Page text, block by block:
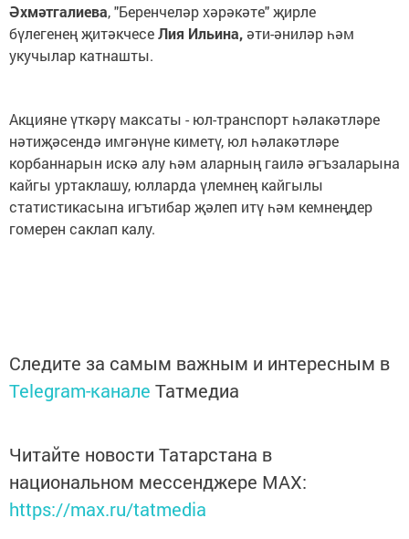
Әхмәтгалиева, "Беренчеләр хәрәкәте" җирле
бүлегенең җитәкчесеЛия Ильина, әти-әниләр һәм
укучылар катнашты.
Акцияне үткәрү максаты - юл-транспорт һәлакәтләре
нәтиҗәсендә имгәнүне киметү, юл һәлакәтләре
корбаннарын искә алу һәм аларның гаилә әгъзаларына
кайгы уртаклашу, юлларда үлемнең кайгылы
статистикасына игътибар җәлеп итү һәм кемнеңдер
гомерен саклап калу.
Следите за самым важным и интересным в
Telegram-канале Татмедиа
Читайте новости Татарстана в
национальном мессенджере MАХ:
https://max.ru/tatmedia